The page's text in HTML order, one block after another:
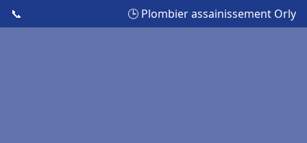
📞 🕒 Plombier assainissement Orly